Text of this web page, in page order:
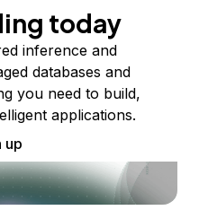
today
inference and
databases and
you need to build,
applications.
up